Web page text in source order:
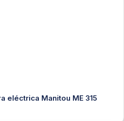
eléctrica Manitou ME 315